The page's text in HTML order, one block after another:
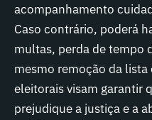
acompanhamento
Caso contrário, poderá
multas, perda de tempo
mesmo remoção da
eleitorais visam garantir
prejudique a justiça e a